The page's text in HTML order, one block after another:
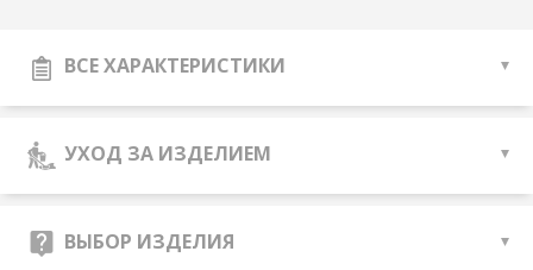
ВСЕ ХАРАКТЕРИСТИКИ
УХОД ЗА ИЗДЕЛИЕМ
ВЫБОР ИЗДЕЛИЯ